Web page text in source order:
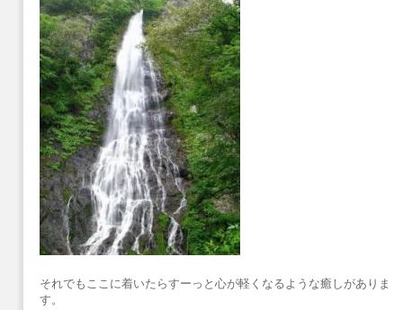
それでもここに着いたらすーっと心が軽くなるような癒しがありま
す。